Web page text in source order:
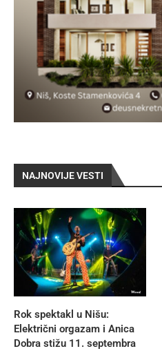
NAJNOVIJE VESTI
Rok spektakl u Nišu:
Električni orgazam i Anica
Dobra stižu 11. septembra